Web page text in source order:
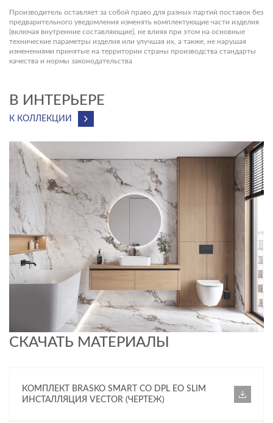
Производитель оставляет за собой право для разных партий поставок без
предварительного уведомления изменять комплектующие части изделия
(включая внутренние составляющие), не влияя при этом на основные
технические параметры изделия или улучшая их, а также, не нарушая
изменениями принятые на территории страны производства стандарты
качества и нормы законодательства
В ИНТЕРЬЕРЕ
К КОЛЛЕКЦИИ
СКАЧАТЬ МАТЕРИАЛЫ
КОМПЛЕКТ BRASKO SMART CO DPL EO SLIM
ИНСТАЛЛЯЦИЯ VECTOR (ЧЕРТЕЖ)